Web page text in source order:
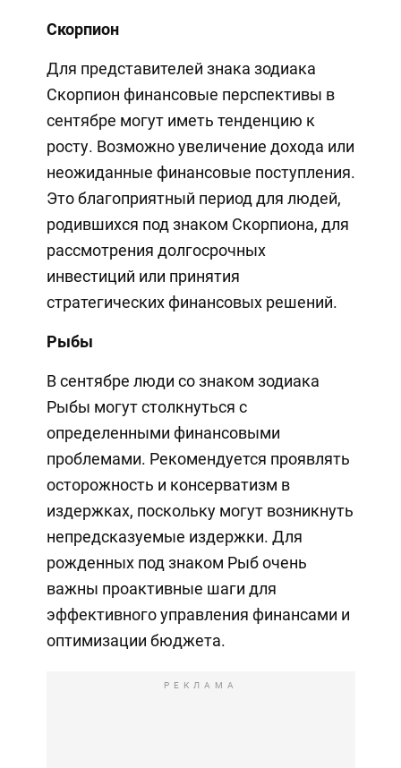
Скорпион
Для представителей знака зодиака
Скорпион финансовые перспективы в
сентябре могут иметь тенденцию к
росту. Возможно увеличение дохода или
неожиданные финансовые поступления.
Это благоприятный период для людей,
родившихся под знаком Скорпиона, для
рассмотрения долгосрочных
инвестиций или принятия
стратегических финансовых решений.
Рыбы
В сентябре люди со знаком зодиака
Рыбы могут столкнуться с
определенными финансовыми
проблемами. Рекомендуется проявлять
осторожность и консерватизм в
издержках, поскольку могут возникнуть
непредсказуемые издержки. Для
рожденных под знаком Рыб очень
важны проактивные шаги для
эффективного управления финансами и
оптимизации бюджета.
РЕКЛАМА